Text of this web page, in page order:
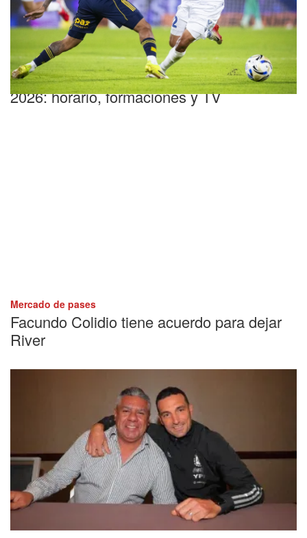
Fecha 4
Boca vs Vélez por el Torneo Clausura
2026: horario, formaciones y TV
Mercado de pases
Facundo Colidio tiene acuerdo para dejar
River